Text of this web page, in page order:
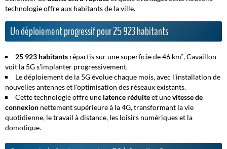
technologie offre aux habitants de la ville.
Un déploiement progressif pour 25 923 habitants
25 923 habitants répartis sur une superficie de 46 km², Cavaillon
voit la 5G s'implanter progressivement.
Le déploiement de la 5G évolue chaque mois, avec l'installation de
nouvelles antennes et l'optimisation des réseaux existants.
Cette technologie offre une latence réduiteet unevitesse de
connexion nettement supérieure à la 4G, transformant la vie
quotidienne, le travail à distance, les loisirs numériques et la
domotique.